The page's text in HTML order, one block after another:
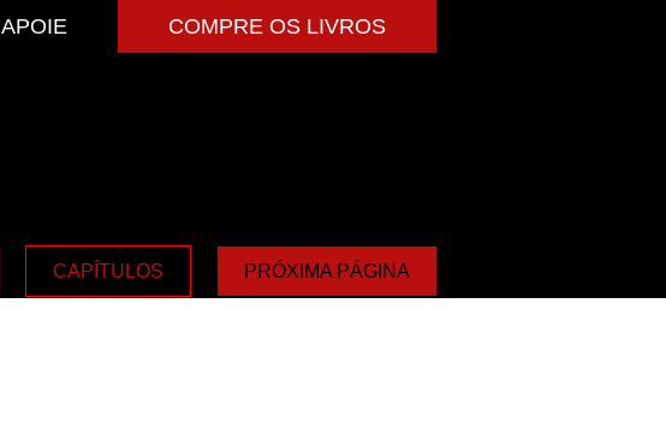
APOIE COMPRE OS LIVROS
CAPÍTULOS PRÓXIMA PÁGINA